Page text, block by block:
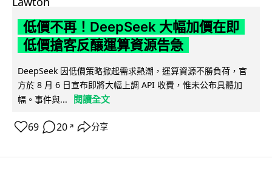
低價不再！DeepSeek 大幅加價在即
低價搶客反釀運算資源告急
DeepSeek 因低價策略掀起需求熱潮，運算資源不勝負荷，官
方於 8 月 6 日宣布即將大幅上調 API 收費，惟未公布具體加
幅。事件與...
閱讀全文
69 20 ↗ 分享